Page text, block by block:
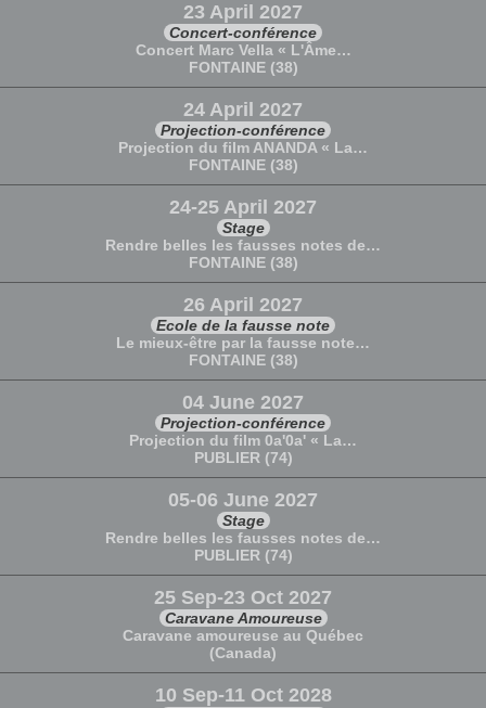
23 April 2027
Concert-conférence
Concert Marc Vella « L'Âme…
FONTAINE (38)
24 April 2027
Projection-conférence
Projection du film ANANDA « La…
FONTAINE (38)
24-25 April 2027
Stage
Rendre belles les fausses notes de…
FONTAINE (38)
26 April 2027
Ecole de la fausse note
Le mieux-être par la fausse note…
FONTAINE (38)
04 June 2027
Projection-conférence
Projection du film 0a'0a' « La…
PUBLIER (74)
05-06 June 2027
Stage
Rendre belles les fausses notes de…
PUBLIER (74)
25 Sep-23 Oct 2027
Caravane Amoureuse
Caravane amoureuse au Québec
(Canada)
10 Sep-11 Oct 2028